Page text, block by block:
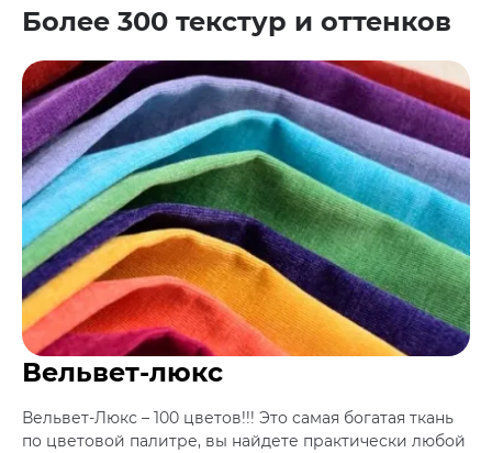
Более 300 текстур и оттенков
Вельвет-люкс
Вельвет-Люкс – 100 цветов!!! Это самая богатая ткань
по цветовой палитре, вы найдете практически любой